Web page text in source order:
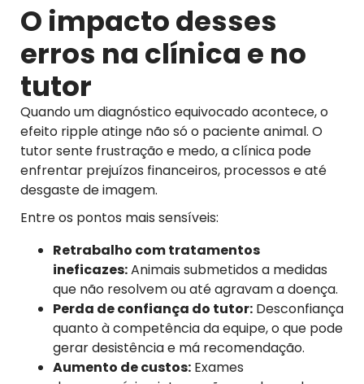
O impacto desses
erros na clínica e no
tutor
Quando um diagnóstico equivocado acontece, o
efeito ripple atinge não só o paciente animal. O
tutor sente frustração e medo, a clínica pode
enfrentar prejuízos financeiros, processos e até
desgaste de imagem.
Entre os pontos mais sensíveis:
Retrabalho com tratamentos
ineficazes:Animais submetidos a medidas
que não resolvem ou até agravam a doença.
Perda de confiança do tutor: Desconfiança
quanto à competência da equipe, o que pode
gerar desistência e má recomendação.
Aumento de custos: Exames